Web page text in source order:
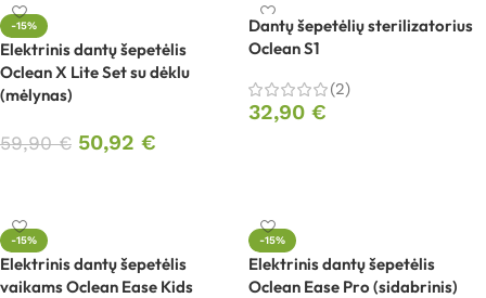
-15%
Elektrinis dantų šepetėlis
Oclean X Lite Set su dėklu
(mėlynas)
59,90€ 50,92 €
Dantų šepetėlių sterilizatorius
Oclean S1
(2)
32,90 €
-15%
Elektrinis dantų šepetėlis
vaikams Oclean Ease Kids
-15%
Elektrinis dantų šepetėlis
Oclean Ease Pro (sidabrinis)